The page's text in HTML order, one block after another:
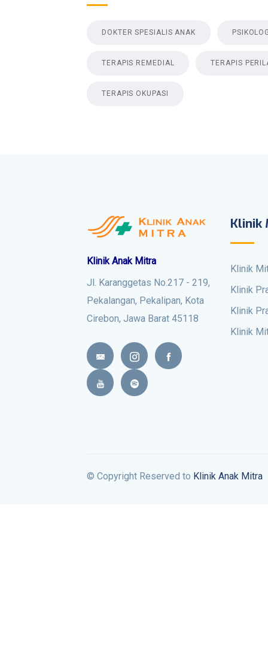
DOKTER SPESIALIS ANAK
TERAPIS REMEDIAL TERAPIS
TERAPIS OKUPASI
Klinik Anak Mitra
Jl. Karanggetas No.217 - 219,
Pekalangan, Pekalipan, Kota
Cirebon, Jawa Barat 45118
Klinik
Klinik
Klinik
Klinik
Klinik
© Copyright Reserved to Klinik Anak Mitra